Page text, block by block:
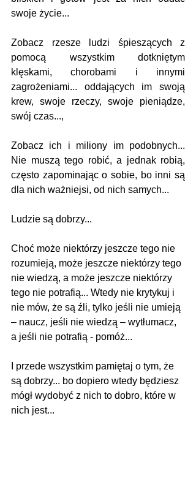
swoje życie...
Zobacz rzesze ludzi śpieszących z
pomocą wszystkim dotkniętym
klęskami, chorobami i innymi
zagrożeniami... oddających im swoją
krew, swoje rzeczy, swoje pieniądze,
swój czas...,
Zobacz ich i miliony im podobnych...
Nie muszą tego robić, a jednak robią,
często zapominając o sobie, bo inni są
dla nich ważniejsi, od nich samych...
Ludzie są dobrzy...
Choć może niektórzy jeszcze tego nie
rozumieją, może jeszcze niektórzy tego
nie wiedzą, a może jeszcze niektórzy
tego nie potrafią... Wtedy nie krytykuj i
nie mów, że są źli, tylko jeśli nie umieją
– naucz, jeśli nie wiedzą – wytłumacz,
a jeśli nie potrafią - pomóż...
I przede wszystkim pamiętaj o tym, że
są dobrzy... bo dopiero wtedy będziesz
mógł wydobyć z nich to dobro, które w
nich jest...